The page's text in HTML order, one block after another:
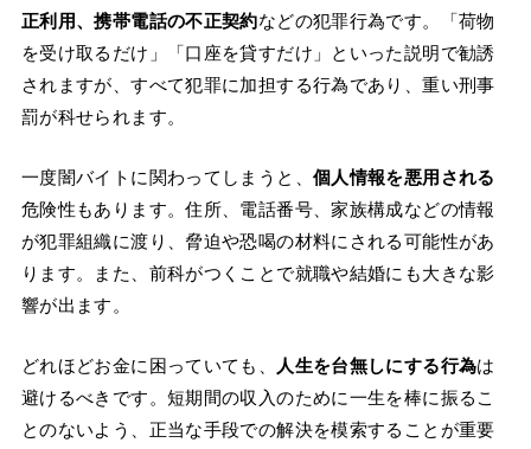
正利用、携帯電話の不正契約などの犯罪行為です。「荷物
を受け取るだけ」「口座を貸すだけ」といった説明で勧誘
されますが、すべて犯罪に加担する行為であり、重い刑事
罰が科せられます。
一度闇バイトに関わってしまうと、 個人情報を悪用される
危険性もあります。住所、電話番号、家族構成などの情報
が犯罪組織に渡り、脅迫や恐喝の材料にされる可能性があ
ります。また、前科がつくことで就職や結婚にも大きな影
響が出ます。
どれほどお金に困っていても、 人生を台無しにする行為は
避けるべきです。短期間の収入のために一生を棒に振るこ
とのないよう、正当な手段での解決を模索することが重要